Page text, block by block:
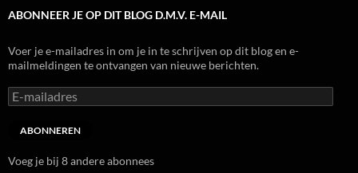
ABONNEER JE OP DIT BLOG D.M.V. E-MAIL
Voer je e-mailadres in om je in te schrijven op dit blog en e-
mailmeldingen te ontvangen van nieuwe berichten.
E-
mailadres
ABONNEREN
Voeg je bij 8 andere abonnees